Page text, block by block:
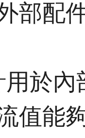
部配
用於
值能